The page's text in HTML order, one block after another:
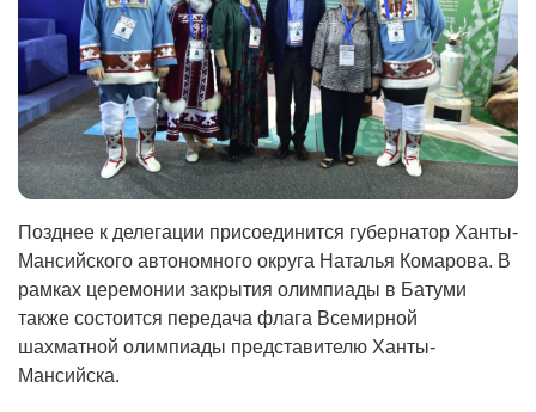
Позднее к делегации присоединится губернатор Ханты-
Мансийского автономного округа Наталья Комарова. В
рамках церемонии закрытия олимпиады в Батуми
также состоится передача флага Всемирной
шахматной олимпиады представителю Ханты-
Мансийска.